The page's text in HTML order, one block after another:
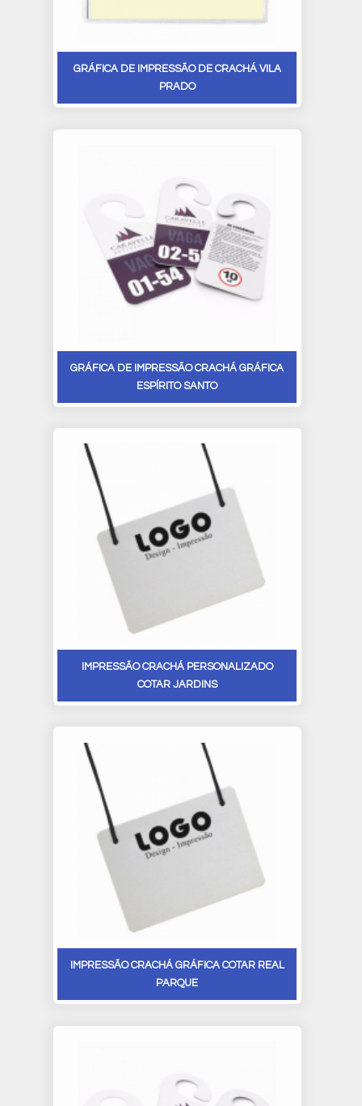
GRÁFICA DE IMPRESSÃO DE CRACHÁ VILA
PRADO
GRÁFICA DE IMPRESSÃO CRACHÁ GRÁFICA
ESPÍRITO SANTO
IMPRESSÃO CRACHÁ PERSONALIZADO
COTAR JARDINS
IMPRESSÃO CRACHÁ GRÁFICA COTAR REAL
PARQUE